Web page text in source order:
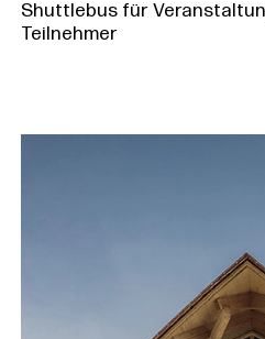
Shuttlebus für
Teilnehmer